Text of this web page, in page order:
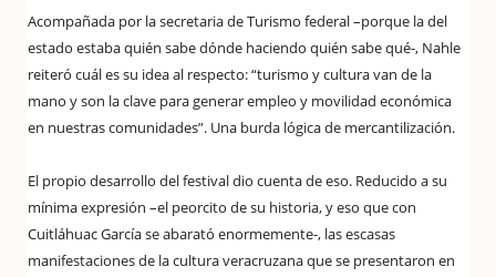
Acompañada por la secretaria de Turismo federal –porque la del
estado estaba quién sabe dónde haciendo quién sabe qué-, Nahle
reiteró cuál es su idea al respecto: “turismo y cultura van de la
mano y son la clave para generar empleo y movilidad económica
en nuestras comunidades”. Una burda lógica de mercantilización.
El propio desarrollo del festival dio cuenta de eso. Reducido a su
mínima expresión –el peorcito de su historia, y eso que con
Cuitláhuac García se abarató enormemente-, las escasas
manifestaciones de la cultura veracruzana que se presentaron en